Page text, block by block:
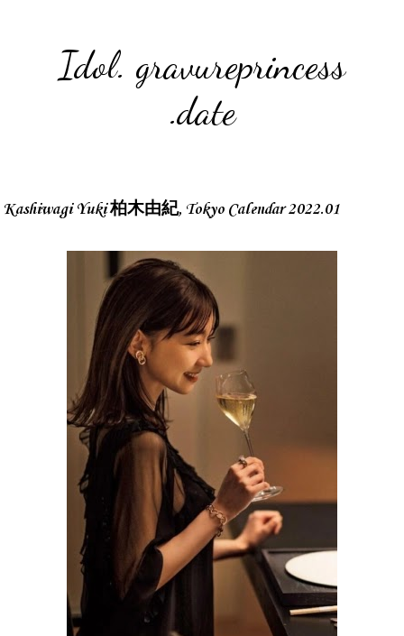
Idol. gravureprincess
.date
Kashiwagi Yuki 柏木由紀, Tokyo Calendar 2022.01